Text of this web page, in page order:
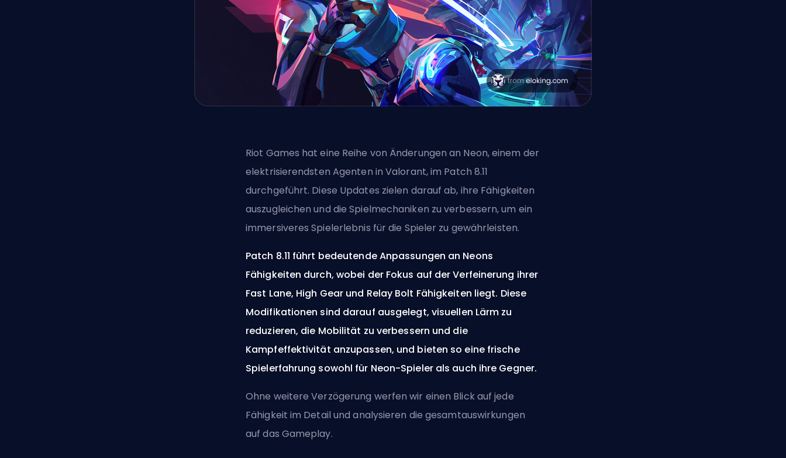
Riot Games hat eine Reihe von Änderungen an Neon, einem der
elektrisierendsten Agenten in Valorant, im Patch 8.11
durchgeführt. Diese Updates zielen darauf ab, ihre Fähigkeiten
auszugleichen und die Spielmechaniken zu verbessern, um ein
immersiveres Spielerlebnis für die Spieler zu gewährleisten.
Patch 8.11 führt bedeutende Anpassungen an Neons
Fähigkeiten durch, wobei der Fokus auf der Verfeinerung ihrer
Fast Lane, High Gear und Relay Bolt Fähigkeiten liegt. Diese
Modifikationen sind darauf ausgelegt, visuellen Lärm zu
reduzieren, die Mobilität zu verbessern und die
Kampfeffektivität anzupassen, und bieten so eine frische
Spielerfahrung sowohl für Neon-Spieler als auch ihre Gegner.
Ohne weitere Verzögerung werfen wir einen Blick auf jede
Fähigkeit im Detail und analysieren die gesamtauswirkungen
auf das Gameplay.